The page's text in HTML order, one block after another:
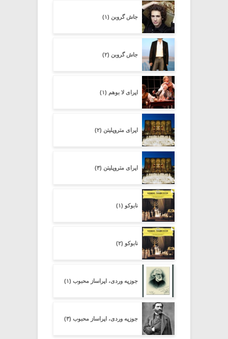
جاش گروبن (۱)
جاش گروبن (۲)
اپرای لا بوهم (۱)
اپرای متروپلیتن (۲)
اپرای متروپلیتن (۳)
نابوکو (۱)
نابوکو (۲)
جوزپه وردی، اپراساز محبوب (۱)
جوزپه وردی، اپراساز محبوب (۳)